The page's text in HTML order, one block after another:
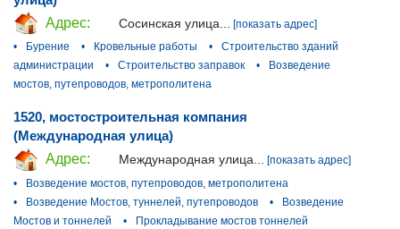
Адрес:
Сосинская улица...
[показать адрес]
•
Бурение • Кровельные работы •
Строительство зданий
администрации
• Строительство заправок •
Возведение
мостов, путепроводов, метрополитена
1520, мостостроительная компания
(Международная улица)
Адрес:
Международная улица... [показать адрес]
•
Возведение мостов, путепроводов, метрополитена
•
Возведение Мостов, туннелей, путепроводов •
Возведение
Мостов и тоннелей
•
Прокладывание мостов тоннелей